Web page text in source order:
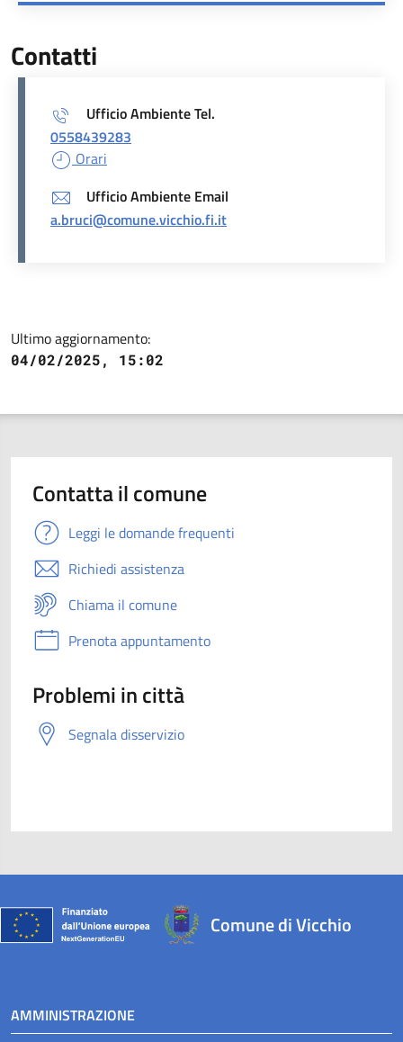
Contatti
Ufficio Ambiente Tel.
0558439283
Orari
Ufficio Ambiente Email
a.bruci@comune.vicchio.fi.it
Ultimo aggiornamento:
04/02/2025, 15:02
Contatta il comune
Leggi le domande frequenti
Richiedi assistenza
Chiama il comune
Prenota appuntamento
Problemi in città
Segnala disservizio
Comune di Vicchio
AMMINISTRAZIONE